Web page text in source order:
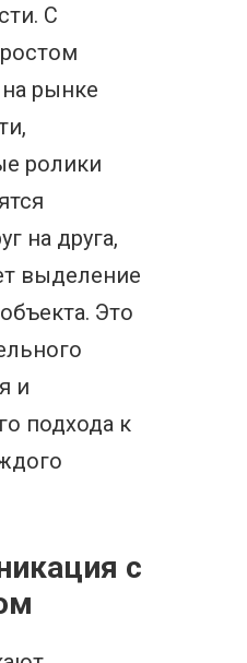
С
рынке
ролики
на друга,
выделение
Это
и
подхода к
с